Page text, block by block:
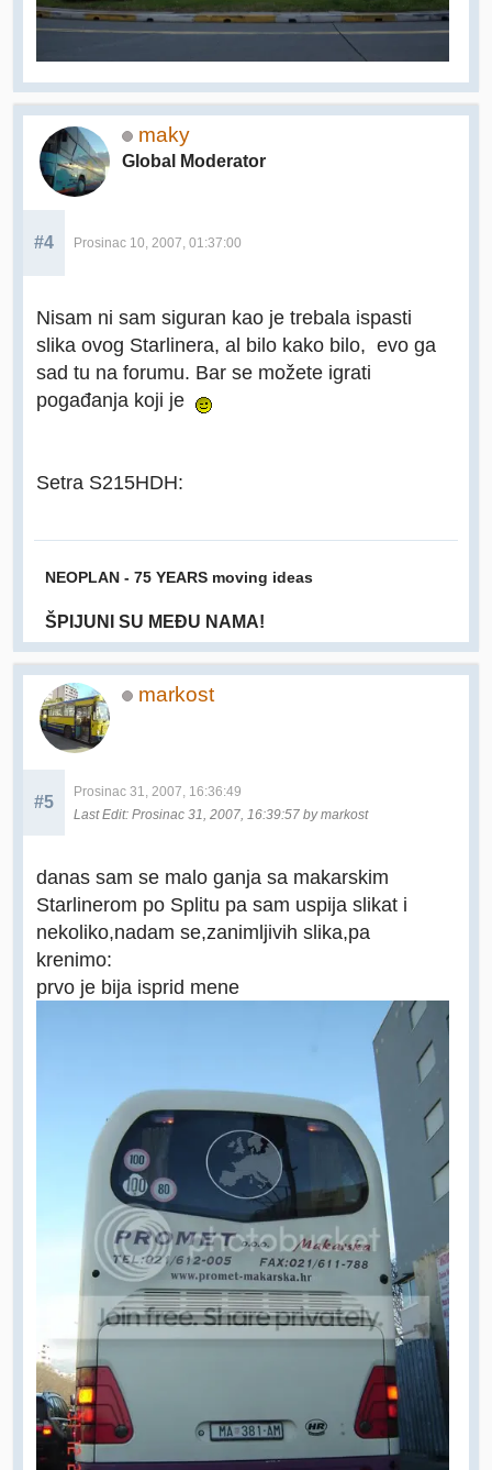
maky
Global Moderator
#4 Prosinac 10, 2007, 01:37:00
Nisam ni sam siguran kao je trebala ispasti
slika ovog Starlinera, al bilo kako bilo, evo ga
sad tu na forumu. Bar se možete igrati
pogađanja koji je
Setra S215HDH:
NEOPLAN - 75 YEARS moving ideas
ŠPIJUNI SU MEĐU NAMA!
markost
#5
Prosinac 31, 2007, 16:36:49
Last Edit: Prosinac 31, 2007, 16:39:57 by markost
danas sam se malo ganja sa makarskim
Starlinerom po Splitu pa sam uspija slikat i
nekoliko,nadam se,zanimljivih slika,pa
krenimo:
prvo je bija isprid mene